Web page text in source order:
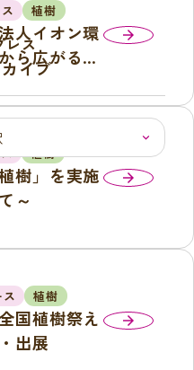
植樹
人イオン環
ら広がる
)につな
arrow_forward
植樹
樹」を実施
～
arrow_forward
植樹
国植樹祭え
出展
arrow_forward
レス
イブ